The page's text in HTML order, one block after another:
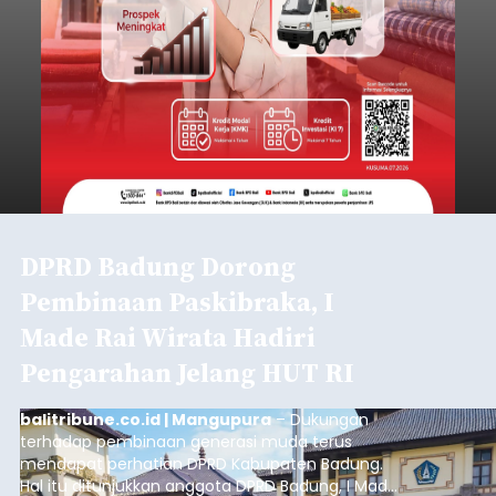
DPRD Badung Dorong
Pembinaan Paskibraka, I
Made Rai Wirata Hadiri
Pengarahan Jelang HUT RI
balitribune.co.id | Mangupura– Dukungan
terhadap pembinaan generasi muda terus
mendapat perhatian DPRD Kabupaten Badung.
Hal itu ditunjukkan anggota DPRD Badung, I Made